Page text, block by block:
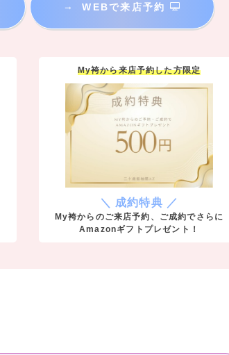
→ WEBで来店予約
My袴から来店予約した方限定
＼ 成約特典 ／
My袴からのご来店予約、ご成約でさらに
Amazonギフトプレゼント！